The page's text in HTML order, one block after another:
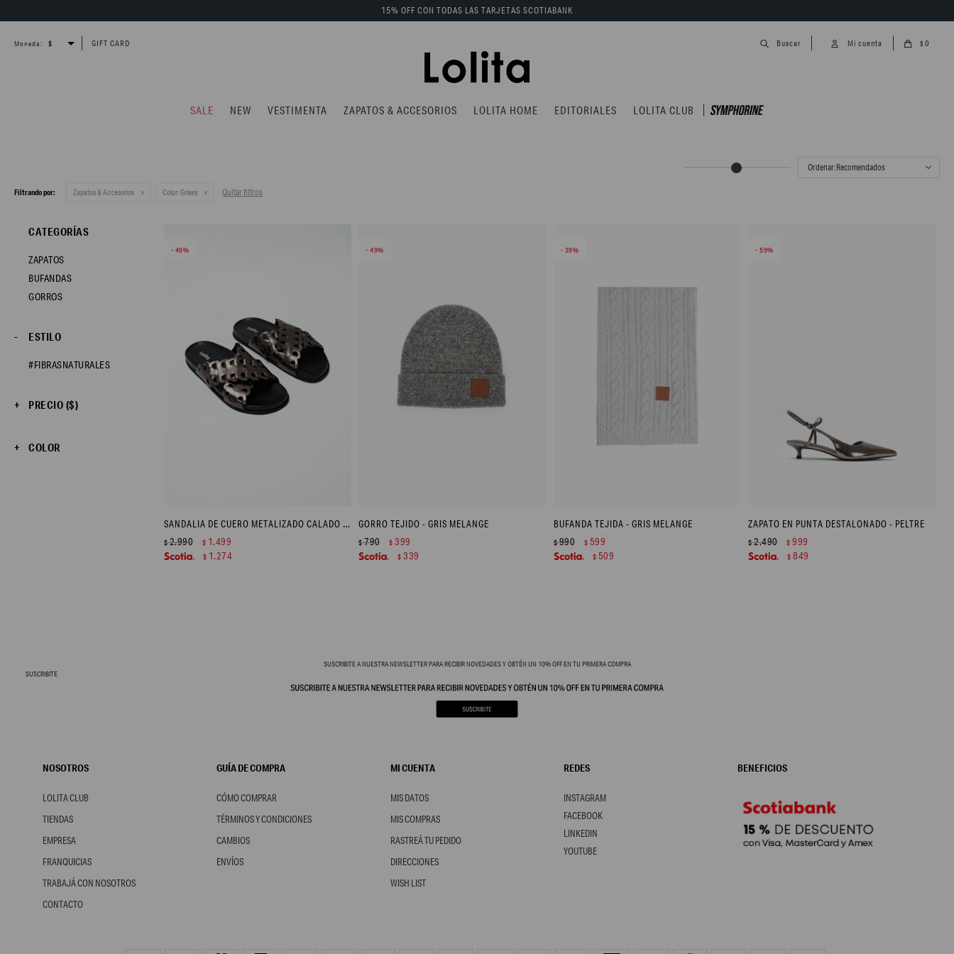
SALE NEW VESTIMENTA ZAPATOS & ACCESORIOS LOLITA HOME EDITORIALES LOLITA CLUB
$ 0
15% OFF CON TODAS LAS TARJETAS SCOTIABANK
Moneda: GIFT CARD
Recomendados
Filtrando por: Zapatos & Accesorios Color:Grises Quitar filtros
49
SANDALIA DE CUERO METALIZADO CALADO TULA - PELTRE
$2.990 $ 1.499
$ 1.274
49
GORRO TEJIDO - GRIS MELANGE
$790 $ 399
$ 339
39
BUFANDA TEJIDA - GRIS MELANGE
$990 $ 599
$ 509
59
ZAPATO EN PUNTA DESTALONADO - PELTRE
$2.490 $ 999
$ 849
CATEGORÍAS
ZAPATOS
BUFANDAS
GORROS
PRECIO ($)
COLOR
ESTILO
#FIBRASNATURALES
SUSCRIBITE A NUESTRA NEWSLETTER PARA RECIBIR NOVEDADES Y OBTÉN UN 10% OFF EN TU PRIMERA COMPRA
SUSCRIBITE
NOSOTROS
LOLITA CLUB
TIENDAS
EMPRESA
FRANQUICIAS
TRABAJÁ CON NOSOTROS
CONTACTO
GUÍA DE COMPRA
CÓMO COMPRAR
TÉRMINOS Y CONDICIONES
CAMBIOS
ENVÍOS
MI CUENTA
MIS DATOS
MIS COMPRAS
RASTREÁ TU PEDIDO
DIRECCIONES
WISH LIST
REDES
FACEBOOK
YOUTUBE
INSTAGRAM
LINKEDIN
BENEFICIOS